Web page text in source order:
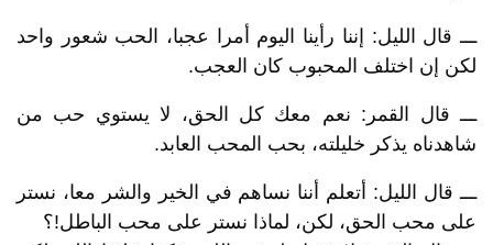
ـــ قال الليل: إننا رأينا اليوم أمرا عجبا، الحب شعور واحد
لكن إن اختلف المحبوب كان العجب.
ـــ قال القمر: نعم معك كل الحق، لا يستوي حب من
شاهدناه يذكر خليلته، بحب المحب العابد.
ـــ قال الليل: أتعلم أننا نساهم في الخير والشر معا، نستر
على محب الحق، لكن، لماذا نستر على محب الباطل!؟